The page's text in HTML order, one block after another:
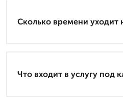
Сколько времени уходит
Что входит в услугу под